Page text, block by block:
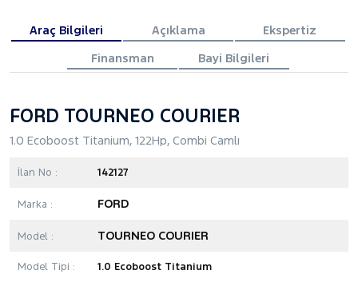
Araç Bilgileri Açıklama
Ekspertiz
Finansman
Bayi Bilgileri
FORD TOURNEO COURIER
1.0 Ecoboost Titanium, 122Hp, Combi Camlı
İlan No : 142127
Marka : FORD
Model : TOURNEO COURIER
Model Tipi : 1.0 Ecoboost Titanium